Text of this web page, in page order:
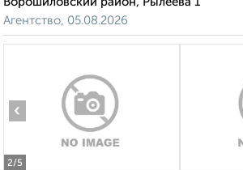
Агентство, 05.08.2026
2/5
‹